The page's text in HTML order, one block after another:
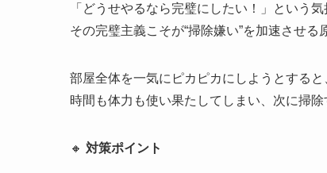
「どうせやるなら完璧にしたい！」という
その完璧主義こそが“掃除嫌い”を加速させる
部屋全体を一気にピカピカにしようとすると
時間も体力も使い果たしてしまい、次に掃除
🔸 対策ポイント